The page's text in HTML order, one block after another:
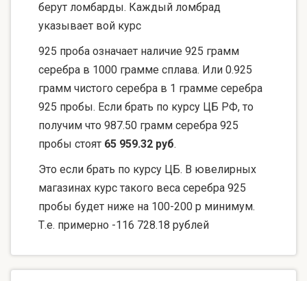
берут ломбарды. Каждый ломбрад
указывает вой курс
925 проба означает наличие 925 грамм
серебра в 1000 грамме сплава. Или 0.925
грамм чистого серебра в 1 грамме серебра
925 пробы. Если брать по курсу ЦБ РФ, то
получим что 987.50 грамм серебра 925
пробы стоят 65 959.32 руб.
Это если брать по курсу ЦБ. В ювелирных
магазинах курс такого веса серебра 925
пробы будет ниже на 100-200 р минимум.
Т.е. примерно -116 728.18 рублей